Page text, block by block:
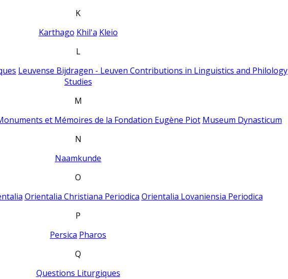
K
Karthago Khil'a Kleio
L
Leuvense Bijdragen - Leuven Contributions in Linguistics and Philology
Studies
M
et Mémoires de la Fondation Eugène Piot Museum Dynasticum
N
Naamkunde
O
Orientalia Christiana Periodica Orientalia Lovaniensia Periodica
P
Persica Pharos
Q
Questions Liturgiques